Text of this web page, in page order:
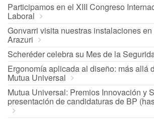
Participamos en el XIII Congreso
Laboral
Gonvarri visita nuestras instalaciones
Arazuri
Scheréder celebra su Mes de la
Ergonomía aplicada al diseño: más allá
Mutua Universal
Mutua Universal: Premios Innovación y
presentación de candidaturas de BP